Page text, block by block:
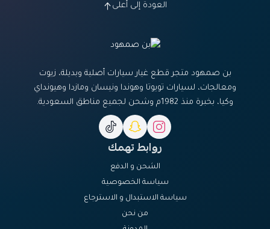
العودة إلى أعلى
بن صمهود متجر قطع غيار سيارات أصلية وبديلة، زيوت
ومعالجات، لسيارات تويوتا وهوندا ونيسان ومازدا وهيونداي
وكيا، بخبرة منذ 1982م وشحن لجميع مناطق السعودية.
روابط تهمك
الشحن و الدفع
سياسة الخصوصية
سياسة الاستبدال و الاسترجاع
من نحن